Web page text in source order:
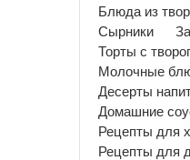
Блюда из
Сырники
Торты с
Молочные
Десерты
Домашние
Рецепты для
Рецепты для